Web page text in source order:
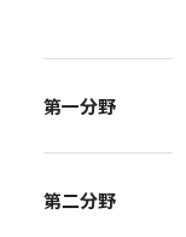
第一分野
第二分野